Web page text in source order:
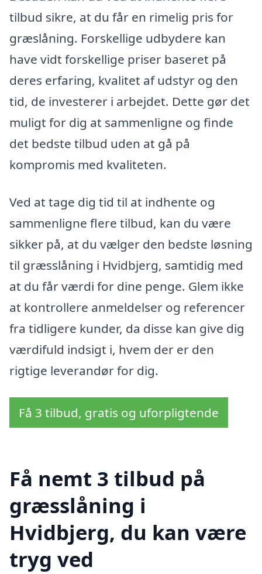
tilbud sikre, at du får en rimelig pris for
græslåning. Forskellige udbydere kan
have vidt forskellige priser baseret på
deres erfaring, kvalitet af udstyr og den
tid, de investerer i arbejdet. Dette gør det
muligt for dig at sammenligne og finde
det bedste tilbud uden at gå på
kompromis med kvaliteten.
Ved at tage dig tid til at indhente og
sammenligne flere tilbud, kan du være
sikker på, at du vælger den bedste løsning
til græsslåning i Hvidbjerg, samtidig med
at du får værdi for dine penge. Glem ikke
at kontrollere anmeldelser og referencer
fra tidligere kunder, da disse kan give dig
værdifuld indsigt i, hvem der er den
rigtige leverandør for dig.
Få 3 tilbud, gratis og uforpligtende
Få nemt 3 tilbud på
græsslåning i
Hvidbjerg, du kan være
tryg ved